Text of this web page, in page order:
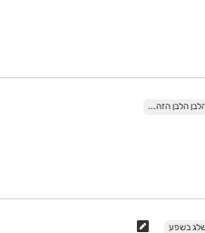
הלבן הזה...
בשפע